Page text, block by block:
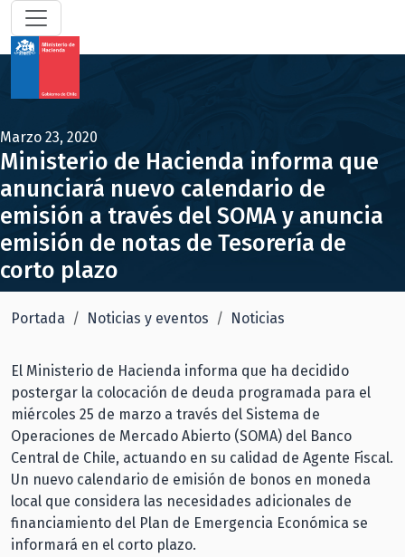
Marzo 23, 2020
Ministerio de Hacienda informa que
anunciará nuevo calendario de
emisión a través del SOMA y anuncia
emisión de notas de Tesorería de
corto plazo
Portada Noticias y eventos Noticias
El Ministerio de Hacienda informa que ha decidido
postergar la colocación de deuda programada para el
miércoles 25 de marzo a través del Sistema de
Operaciones de Mercado Abierto (SOMA) del Banco
Central de Chile, actuando en su calidad de Agente Fiscal.
Un nuevo calendario de emisión de bonos en moneda
local que considera las necesidades adicionales de
financiamiento del Plan de Emergencia Económica se
informará en el corto plazo.